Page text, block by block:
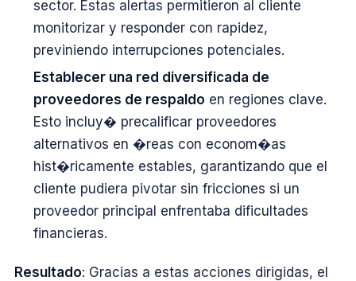
sector. Estas alertas permitieron al cliente
monitorizar y responder con rapidez,
previniendo interrupciones potenciales.
Establecer una red diversificada de
proveedores de respaldo en regiones clave.
Esto incluy� precalificar proveedores
alternativos en �reas con econom�as
hist�ricamente estables, garantizando que el
cliente pudiera pivotar sin fricciones si un
proveedor principal enfrentaba dificultades
financieras.
Resultado: Gracias a estas acciones dirigidas, el